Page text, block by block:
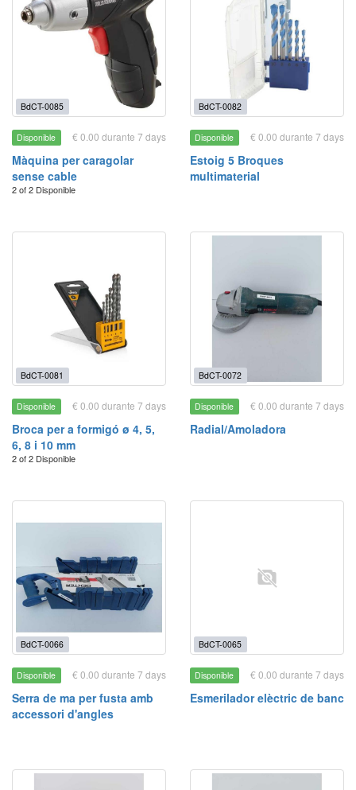
BdCT-0085
Disponible € 0.00 durante 7 days
Màquina per caragolar
sense cable
2 of 2 Disponible
BdCT-0082
Disponible € 0.00 durante 7 days
Estoig 5 Broques
multimaterial
BdCT-0081
Disponible € 0.00 durante 7 days
Broca per a formigó ø 4, 5,
6, 8 i 10 mm
2 of 2 Disponible
BdCT-0072
Disponible € 0.00 durante 7 days
Radial/Amoladora
BdCT-0066
Disponible € 0.00 durante 7 days
Serra de ma per fusta amb
accessori d'angles
BdCT-0065
Disponible € 0.00 durante 7 days
Esmerilador elèctric de banc